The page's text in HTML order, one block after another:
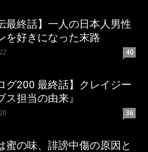
最終話】一人の日本人男性
を好きになった末路
40
グ200 最終話】クレイジー
ス担当の由来』
36
蜜の味、誹謗中傷の原因と